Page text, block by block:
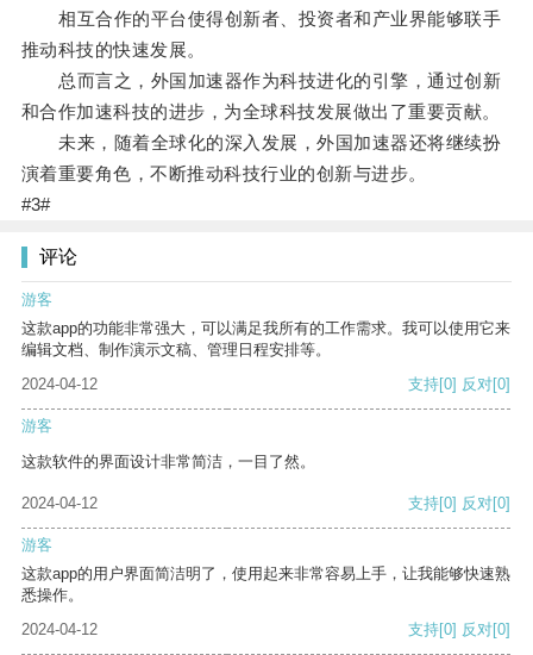
相互合作的平台使得创新者、投资者和产业界能够联手
推动科技的快速发展。
总而言之，外国加速器作为科技进化的引擎，通过创新
和合作加速科技的进步，为全球科技发展做出了重要贡献。
未来，随着全球化的深入发展，外国加速器还将继续扮
演着重要角色，不断推动科技行业的创新与进步。
#3#
评论
游客
这款app的功能非常强大，可以满足我所有的工作需求。我可以使用它来
编辑文档、制作演示文稿、管理日程安排等。
2024-04-12
支持[0] 反对[0]
游客
这款软件的界面设计非常简洁，一目了然。
2024-04-12 支持[0] 反对[0]
游客
这款app的用户界面简洁明了，使用起来非常容易上手，让我能够快速熟
悉操作。
2024-04-12
支持[0] 反对[0]